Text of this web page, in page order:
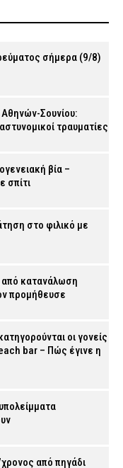
σήμερα (9/8)
Σουνίου:
τραυματίες
βία –
σπίτι
στο φιλικό με
από κατανάλωση
προμήθευσε
οι γονείς
bar – Πώς έγινε η
από πηγάδι